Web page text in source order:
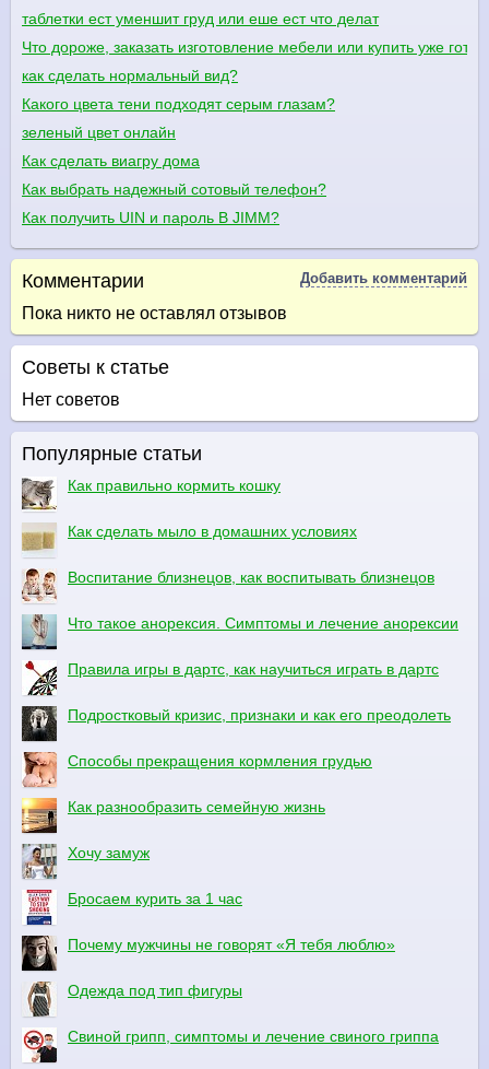
таблетки ест уменшит груд или еше ест что делат
Что дороже, заказать изготовление мебели или купить уже
как сделать нормальный вид?
Какого цвета тени подходят серым глазам?
зеленый цвет онлайн
Как сделать виагру дома
Как выбрать надежный сотовый телефон?
Как получить UIN и пароль В JIMM?
Комментарии Добавить комментарий
Пока никто не оставлял отзывов
Советы к статье
Нет советов
Популярные статьи
Как правильно кормить кошку
Как сделать мыло в домашних условиях
Воспитание близнецов, как воспитывать близнецов
Что такое анорексия. Симптомы и лечение анорексии
Правила игры в дартс, как научиться играть в дартс
Подростковый кризис, признаки и как его преодолеть
Способы прекращения кормления грудью
Как разнообразить семейную жизнь
Хочу замуж
Бросаем курить за 1 час
Почему мужчины не говорят «Я тебя люблю»
Одежда под тип фигуры
Свиной грипп, симптомы и лечение свиного гриппа